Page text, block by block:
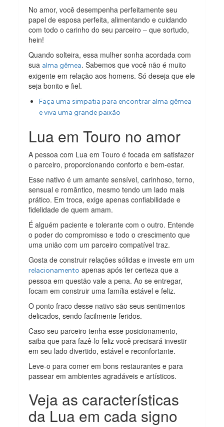
No amor, você desempenha perfeitamente seu
papel de esposa perfeita, alimentando e cuidando
com todo o carinho do seu parceiro – que sortudo,
hein!
Quando solteira, essa mulher sonha acordada com
sua alma gêmea. Sabemos que você não é muito
exigente em relação aos homens. Só deseja que ele
seja bonito e fiel.
Faça uma simpatia para encontrar alma gêmea
e viva uma grande paixão
Lua em Touro no amor
A pessoa com Lua em Touro é focada em satisfazer
o parceiro, proporcionando conforto e bem-estar.
Esse nativo é um amante sensível, carinhoso, terno,
sensual e romântico, mesmo tendo um lado mais
prático. Em troca, exige apenas confiabilidade e
fidelidade de quem amam.
É alguém paciente e tolerante com o outro. Entende
o poder do compromisso e todo o crescimento que
uma união com um parceiro compatível traz.
Gosta de construir relações sólidas e investe em um
relacionamento apenas após ter certeza que a
pessoa em questão vale a pena. Ao se entregar,
focam em construir uma família estável e feliz.
O ponto fraco desse nativo são seus sentimentos
delicados, sendo facilmente feridos.
Caso seu parceiro tenha esse posicionamento,
saiba que para fazê-lo feliz você precisará investir
em seu lado divertido, estável e reconfortante.
Leve-o para comer em bons restaurantes e para
passear em ambientes agradáveis e artísticos.
Veja as características
da Lua em cada signo